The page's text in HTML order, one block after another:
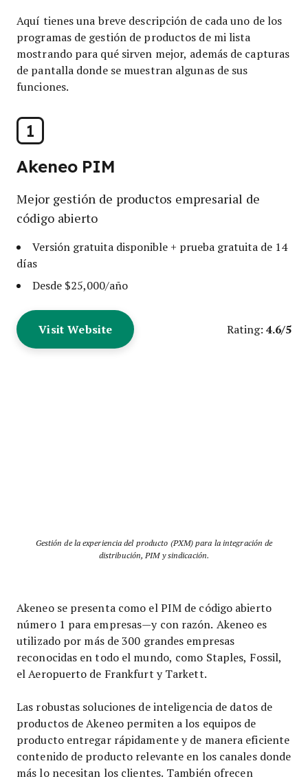
Aquí tienes una breve descripción de cada uno de los
programas de gestión de productos de mi lista
mostrando para qué sirven mejor, además de capturas
de pantalla donde se muestran algunas de sus
funciones.
1
Akeneo PIM
Mejor gestión de productos empresarial de
código abierto
Versión gratuita disponible + prueba gratuita de 14
días
Desde $25,000/año
Visit Website Rating: 4.6/5
Gestión de la experiencia del producto (PXM) para la integración de
distribución, PIM y sindicación.
Akeneo se presenta como el PIM de código abierto
número 1 para empresas—y con razón. Akeneo es
utilizado por más de 300 grandes empresas
reconocidas en todo el mundo, como Staples, Fossil,
el Aeropuerto de Frankfurt y Tarkett.
Las robustas soluciones de inteligencia de datos de
productos de Akeneo permiten a los equipos de
producto entregar rápidamente y de manera eficiente
contenido de producto relevante en los canales donde
más lo necesitan los clientes. También ofrecen